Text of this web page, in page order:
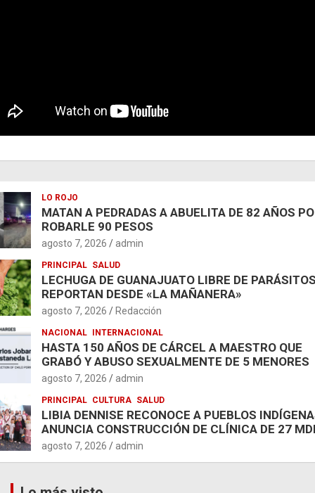
LO ROJO
MATAN A PEDRADAS A ABUELITA DE 82 AÑOS
ROBARLE 90 PESOS
agosto 7, 2026 admin
PRINCIPAL SALUD
LECHUGA DE GUANAJUATO LIBRE DE
REPORTAN DESDE «LA MAÑANERA»
agosto 7, 2026 Redacción
NACIONAL INTERNACIONAL
HASTA 150 AÑOS DE CÁRCEL A MAESTRO QUE
GRABÓ Y ABUSO SEXUALMENTE DE 5 MENORES
agosto 7, 2026 admin
PRINCIPAL CULTURA SALUD
LIBIA DENNISE RECONOCE A PUEBLOS
ANUNCIA CONSTRUCCIÓN DE CLÍNICA DE 27
agosto 7, 2026 admin